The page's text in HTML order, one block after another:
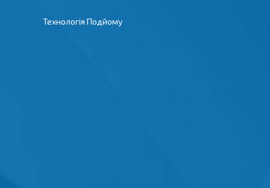
Технологія Подйому